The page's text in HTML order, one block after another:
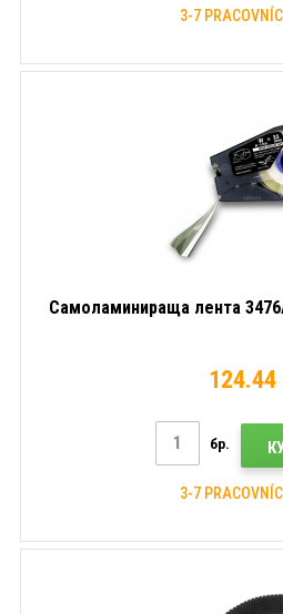
3-7
Самоламинираща лента
124.44
бр.
3-7